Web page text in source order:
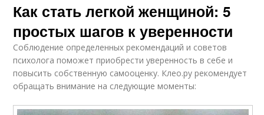
Как стать легкой женщиной: 5
простых шагов к уверенности
Соблюдение определенных рекомендаций и советов
психолога поможет приобрести уверенность в себе и
повысить собственную самооценку. Клео.ру рекомендует
обращать внимание на следующие моменты: